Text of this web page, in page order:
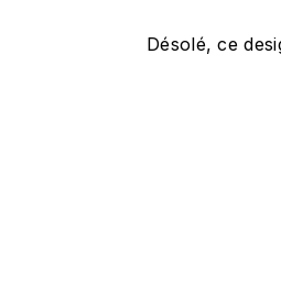
Désolé, ce